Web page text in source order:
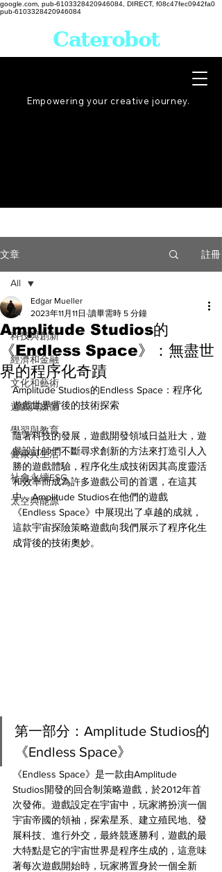
google.com, pub-6103328420946084, DIRECT, f08c47fec0942fa0
pub-6103328420946084
Empowering your creative journey.
Caterobot
文章 註冊
All
科技與創新
經濟和金融
文化和藝術
遊戲與媒體
學習與教育
健康與生活
社會永續ESG
太空與能源
All
Amplitude Studios的
《Endless Space》：無盡世
界的程序化奇蹟
Edgar Mueller
2023年11月11日 讀畢需時 5 分鐘
Amplitude Studios的Endless Space：程序化
遊戲世界背後的技術探索
隨著科技的發展，遊戲開發領域日益壯大，遊
戲設計師們不斷尋求創新的方法來打造引人入
勝的遊戲體驗，程序化生成技術因其高度靈活
和效率而成為許多遊戲公司的首選，在這其
中，Amplitude Studios在他們的遊戲
《Endless Space》中展現出了卓越的成就，
這款宇宙探險策略遊戲向我們展示了程序化生
成背後的技術奧妙。
第一部分：Amplitude Studios的
《Endless Space》
《Endless Space》是一款由Amplitude
Studios開發的回合制策略遊戲，於2012年首
次發佈。遊戲設定在宇宙中，玩家將扮演一個
宇宙帝國的領袖，探索星系、建立殖民地、發
展科技、進行外交，最終競逐勝利，遊戲的最
大特點是它的宇宙世界是程序生成的，這意味
著每次遊戲開始時，玩家將置身於一個全新